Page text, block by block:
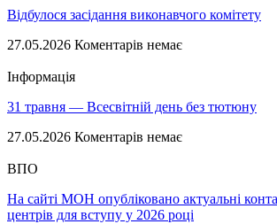
Відбулося засідання виконавчого комітету
27.05.2026 Коментарів немає
Інформація
31 травня — Всесвітній день без тютюну
27.05.2026 Коментарів немає
ВПО
На сайті МОН опубліковано актуальні
центрів для вступу у 2026 році